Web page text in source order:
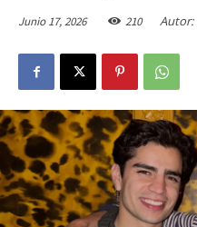
Junio 17, 2026 210 Autor: